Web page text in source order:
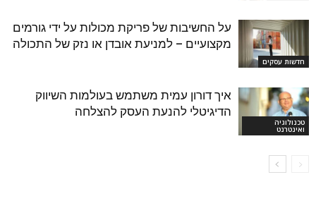
חדשות עסקים
על החשיבות של פריקת מכולות על ידי גורמים
מקצועיים – למניעת אובדן או נזק של התכולה
טכנולוגיה
ואינטרנט
איך דורון עמית משתמש בעולמות השיווק
הדיגיטלי להנעת העסק להצלחה